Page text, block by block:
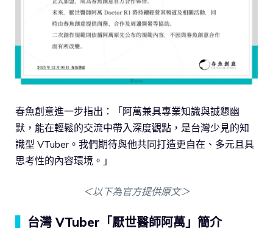
春魚創意進一步指出：「阿萬兼具專業知識與誠懇幽
默，能在輕鬆的交流中帶入深度觀點，是台灣少見的知
識型 VTuber。我們期待與他共同打造更自在、多元且具
思考性的內容環境。」
＜以下為官方提供原文＞
台灣 VTuber「厭世醫師阿萬」簡介